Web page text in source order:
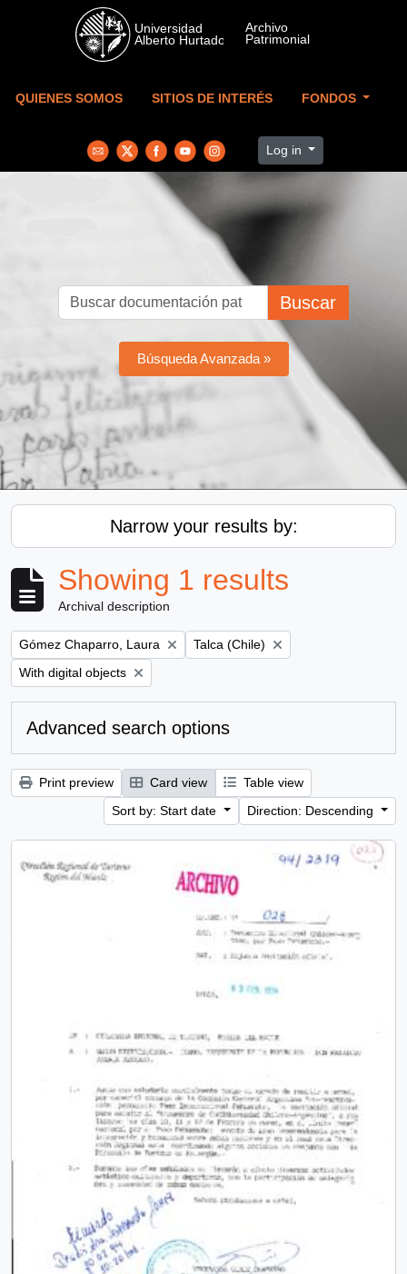
Skip to main content
QUIENES SOMOS SITIOS DE INTERÉS FONDOS
Log in
Buscar
Búsqueda Avanzada »
Narrow your results by:
Showing 1 results
Archival description
Remove filter:
Gómez Chaparro, Laura Remove filter:
Talca (Chile)
Remove filter:
With digital objects
Advanced search options
Print preview Card view
Table view
Sort by: Start date
Direction: Descending